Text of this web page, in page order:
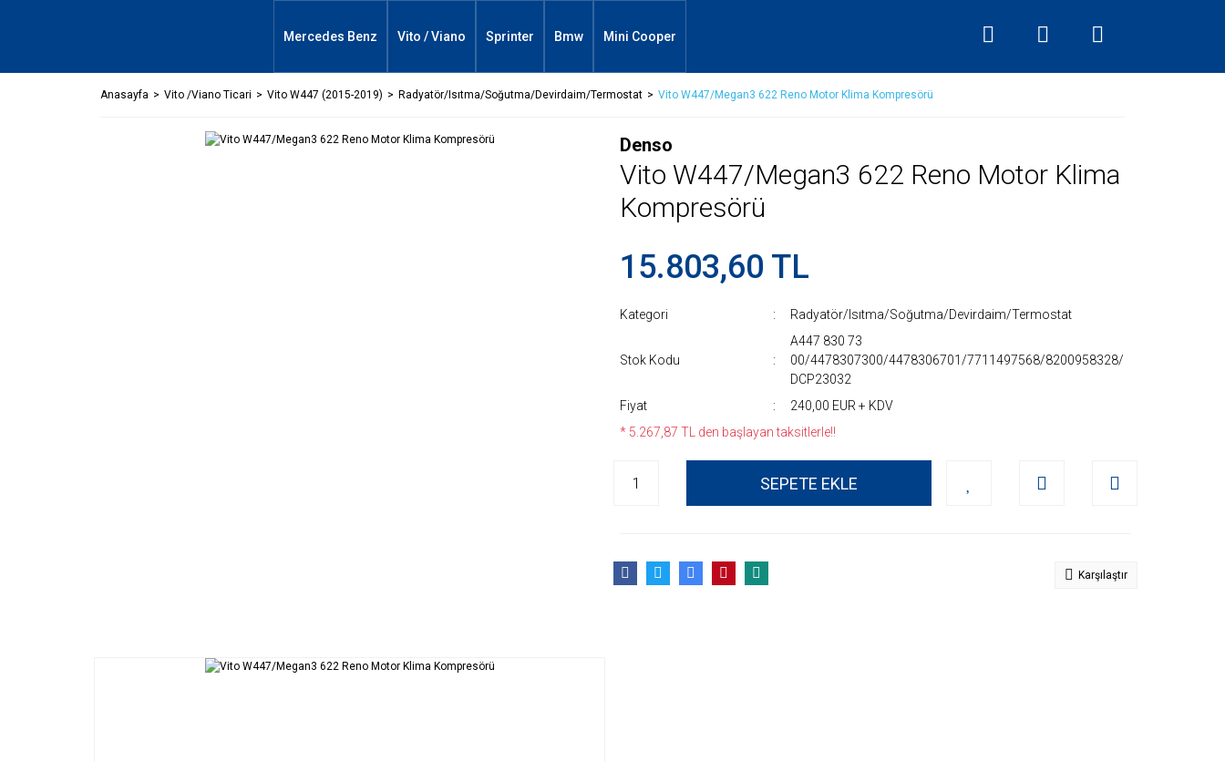
Mercedes Benz Vito / Viano Sprinter Bmw Mini Cooper
Anasayfa Vito /Viano Ticari Vito W447 (2015-2019) Radyatör/Isıtma/Soğutma/Devirdaim/Termostat Vito W447/Megan3 622 Reno Motor Klima Kompresörü
Denso
Vito W447/Megan3 622 Reno Motor Klima
Kompresörü
15.803,60 TL
Kategori Radyatör/Isıtma/Soğutma/Devirdaim/Termostat
Stok Kodu
A447 830 73
00/4478307300/4478306701/7711497568/8200958328/
DCP23032
Fiyat
240,00 EUR + KDV
* 5.267,87 TL den başlayan taksitlerle!!
SEPETE EKLE
Karşılaştır